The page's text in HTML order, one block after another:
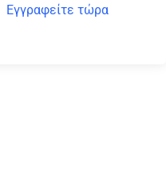
Εγγραφείτε τώρα